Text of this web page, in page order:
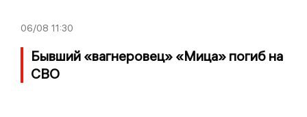
06/08 11:30
Бывший «вагнеровец» «Мица» погиб на
СВО